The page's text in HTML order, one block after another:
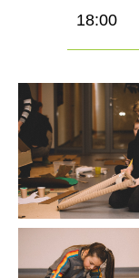
18:00